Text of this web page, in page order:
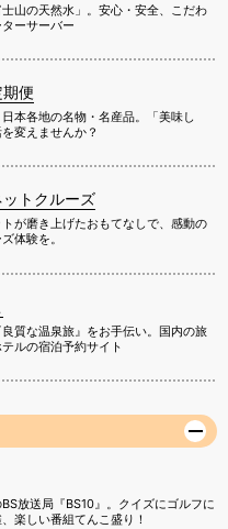
士山の天然水」。安心・安全、こだわ
ーサーバー
便
本各地の名物・名産品。「美味し
変えませんか？
トクルーズ
が磨き上げたおもてなしで、感動の
体験を。
質な温泉旅』をお手伝い。国内の旅
ルの宿泊予約サイト
放送局『BS10』。クイズにゴルフに
楽しい番組てんこ盛り！